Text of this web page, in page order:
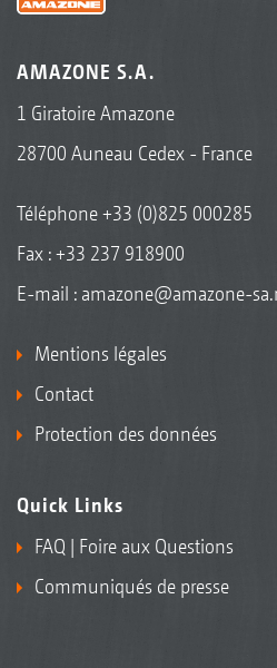
AMAZONE S.A.
1 Giratoire Amazone
28700 Auneau Cedex - France
Téléphone+33 (0)825 000285
Fax : +33 237 918900
E-mail : amazone@amazone-
Mentions légales
Contact
Protection des données
Quick Links
FAQ | Foire aux Questions
Communiqués de presse